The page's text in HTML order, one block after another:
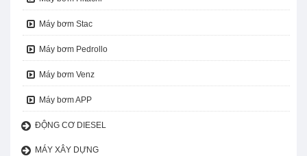
Máy bơm Stac
Máy bơm Pedrollo
Máy bơm Venz
Máy bơm APP
ĐỘNG CƠ DIESEL
MÁY XÂY DỰNG